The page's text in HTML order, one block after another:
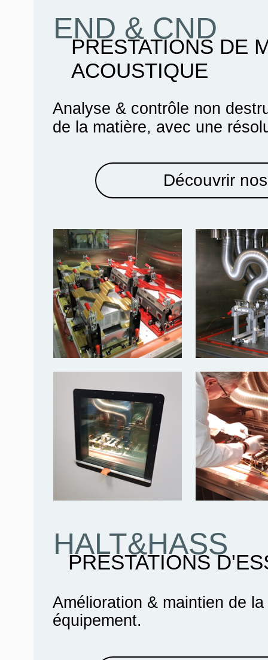
Analyse & contrôle non
de la matière, avec une
Amélioration & maintien de la
équipement.
Découvrir
END & CND
PRESTATIONS DE
ACOUSTIQUE
PRESTATIONS
HALT&HASS